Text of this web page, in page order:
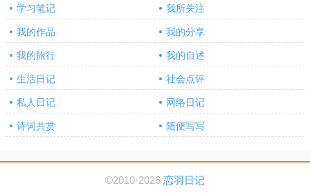
学习笔记 我所关注
我的作品 我的分享
我的旅行 我的自述
生活日记 社会点评
私人日记 网络日记
诗词共赏 随便写写
©2010-2026 恋羽日记